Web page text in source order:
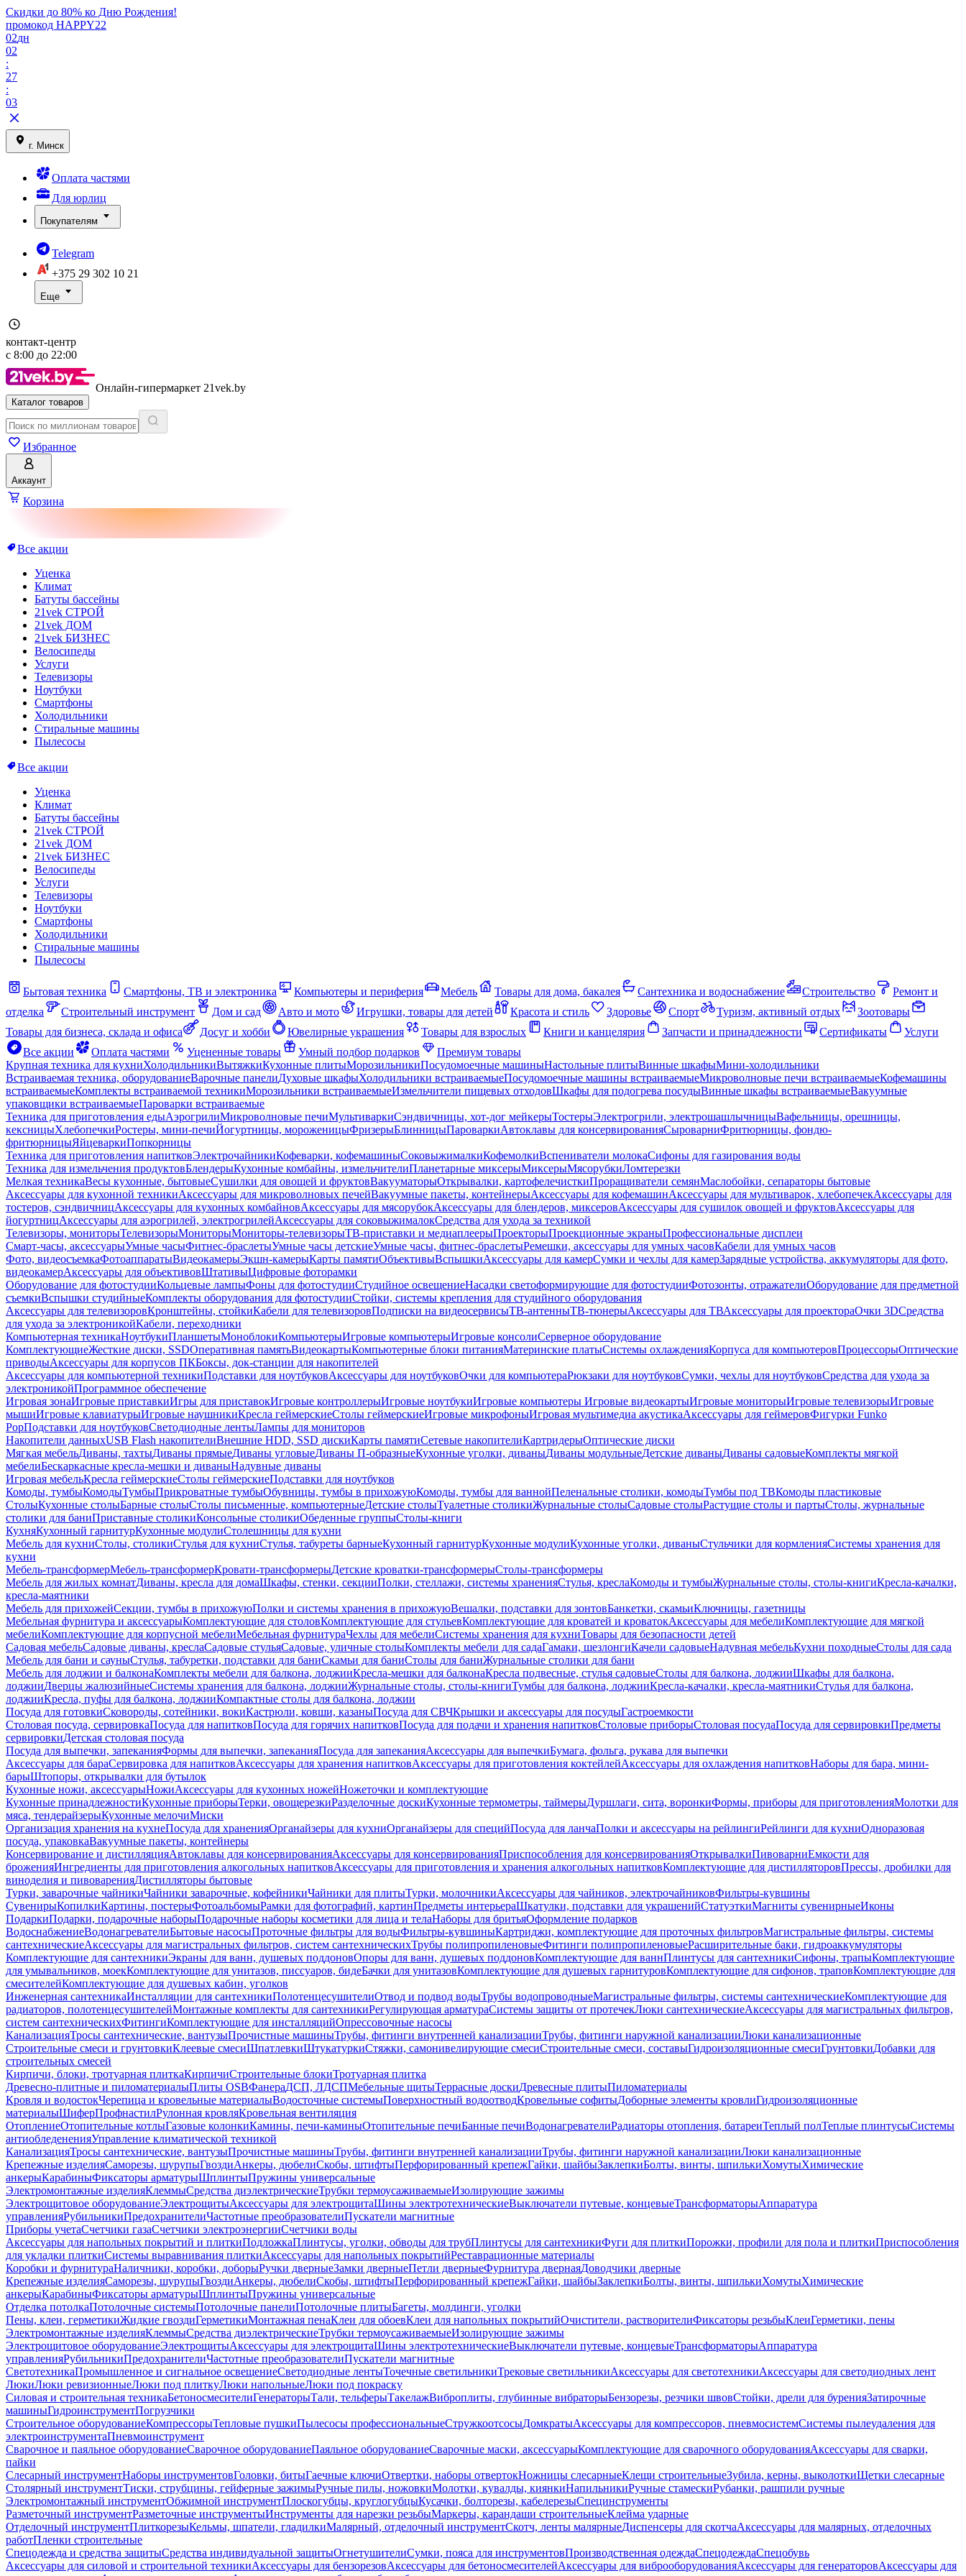
Скидки до 80% ко Дню Рождения!
промокод HAPPY22
02дн
02
:
27
:
03
г. Минск
Оплата частями
Для юрлиц
Покупателям
Telegram
+375 29 302 10 21
Еще
контакт-центр
с 8:00 до 22:00
Онлайн-гипермаркет 21vek.by
Каталог товаров
Избранное
Аккаунт
Корзина
Все акции
Уценка
Климат
Батуты бассейны
21vek СТРОЙ
21vek ДОМ
21vek БИЗНЕС
Велосипеды
Услуги
Телевизоры
Ноутбуки
Смартфоны
Холодильники
Стиральные машины
Пылесосы
Все акции
Уценка
Климат
Батуты бассейны
21vek СТРОЙ
21vek ДОМ
21vek БИЗНЕС
Велосипеды
Услуги
Телевизоры
Ноутбуки
Смартфоны
Холодильники
Стиральные машины
Пылесосы
Бытовая техника Смартфоны, ТВ и электроника Компьютеры и периферия Мебель Товары для дома, бакалея Сантехника и водоснабжение Строительство
Ремонт и
отделка
Строительный инструмент Дом и сад Авто и мото Игрушки, товары для детей Красота и стиль Здоровье Спорт Туризм, активный отдых
Зоотовары
Товары для бизнеса, склада и офиса
Досуг и хобби Ювелирные украшения Товары для взрослых Книги и канцелярия Запчасти и принадлежности Сертификаты
Услуги
Все акции
Оплата частями Уцененные товары Умный подбор подарков
Премиум товары
Крупная техника для кухниХолодильникиВытяжкиКухонные плитыМорозильникиПосудомоечные машиныНастольные плитыВинные шкафыМини-холодильники
Встраиваемая техника, оборудованиеВарочные панелиДуховые шкафыХолодильники встраиваемыеПосудомоечные машины встраиваемыеМикроволновые печи встраиваемыеКофемашины
встраиваемыеКомплекты встраиваемой техникиМорозильники встраиваемыеИзмельчители пищевых отходовШкафы для подогрева посудыВинные шкафы встраиваемыеВакуумные
упаковщики встраиваемыеПароварки встраиваемые
Техника для приготовления едыАэрогрилиМикроволновые печиМультиваркиСэндвичницы, хот-дог мейкерыТостерыЭлектрогрили, электрошашлычницыВафельницы, орешницы,
кексницыХлебопечкиРостеры, мини-печиЙогуртницы, мороженицыФризерыБлинницыПароваркиАвтоклавы для консервированияСыроварниФритюрницы, фондю-
фритюрницыЯйцеваркиПопкорницы
Техника для приготовления напитковЭлектрочайникиКофеварки, кофемашиныСоковыжималкиКофемолкиВспениватели молокаСифоны для газирования воды
Техника для измельчения продуктовБлендерыКухонные комбайны, измельчителиПланетарные миксерыМиксерыМясорубкиЛомтерезки
Мелкая техникаВесы кухонные, бытовыеСушилки для овощей и фруктовВакууматорыОткрывалки, картофелечисткиПроращиватели семянМаслобойки, сепараторы бытовые
Аксессуары для кухонной техникиАксессуары для микроволновых печейВакуумные пакеты, контейнерыАксессуары для кофемашинАксессуары для мультиварок, хлебопечекАксессуары для
тостеров, сэндвичницАксессуары для кухонных комбайновАксессуары для мясорубокАксессуары для блендеров, миксеровАксессуары для сушилок овощей и фруктовАксессуары для
йогуртницАксессуары для аэрогрилей, электрогрилейАксессуары для соковыжималокСредства для ухода за техникой
Телевизоры, мониторыТелевизорыМониторыМониторы-телевизорыТВ-приставки и медиаплеерыПроекторыПроекционные экраныПрофессиональные дисплеи
Смарт-часы, аксессуарыУмные часыФитнес-браслетыУмные часы детскиеУмные часы, фитнес-браслетыРемешки, аксессуары для умных часовКабели для умных часов
Фото, видеосъемкаФотоаппаратыВидеокамерыЭкшн-камерыКарты памятиОбъективыВспышкиАксессуары для камерСумки и чехлы для камерЗарядные устройства, аккумуляторы для фото,
видеокамерАксессуары для объективовШтативыЦифровые фоторамки
Оборудование для фотостудииКольцевые лампыФоны для фотостудииСтудийное освещениеНасадки светоформирующие для фотостудииФотозонты, отражателиОборудование для предметной
съемкиВспышки студийныеКомплекты оборудования для фотостудииСтойки, системы крепления для студийного оборудования
Аксессуары для телевизоровКронштейны, стойкиКабели для телевизоровПодписки на видеосервисыТВ-антенныТВ-тюнерыАксессуары для ТВАксессуары для проектораОчки 3DСредства
для ухода за электроникойКабели, переходники
Компьютерная техникаНоутбукиПланшетыМоноблокиКомпьютерыИгровые компьютерыИгровые консолиСерверное оборудование
КомплектующиеЖесткие диски, SSDОперативная памятьВидеокартыКомпьютерные блоки питанияМатеринские платыСистемы охлажденияКорпуса для компьютеровПроцессорыОптические
приводыАксессуары для корпусов ПКБоксы, док-станции для накопителей
Аксессуары для компьютерной техникиПодставки для ноутбуковАксессуары для ноутбуковОчки для компьютераРюкзаки для ноутбуковСумки, чехлы для ноутбуковСредства для ухода за
электроникойПрограммное обеспечение
Игровая зонаИгровые приставкиИгры для приставокИгровые контроллерыИгровые ноутбукиИгровые компьютеры Игровые видеокартыИгровые мониторыИгровые телевизорыИгровые
мышиИгровые клавиатурыИгровые наушникиКресла геймерскиеСтолы геймерскиеИгровые микрофоныИгровая мультимедиа акустикаАксессуары для геймеровФигурки Funko
PopПодставки для ноутбуковСветодиодные лентыЛампы для мониторов
Накопители данныхUSB Flash накопителиВнешние HDD, SSD дискиКарты памятиСетевые накопителиКартридерыОптические диски
Мягкая мебельДиваны, тахтыДиваны прямыеДиваны угловыеДиваны П-образныеКухонные уголки, диваныДиваны модульныеДетские диваныДиваны садовыеКомплекты мягкой
мебелиБескаркасные кресла-мешки и диваныНадувные диваны
Игровая мебельКресла геймерскиеСтолы геймерскиеПодставки для ноутбуков
Комоды, тумбыКомодыТумбыПрикроватные тумбыОбувницы, тумбы в прихожуюКомоды, тумбы для ваннойПеленальные столики, комодыТумбы под ТВКомоды пластиковые
СтолыКухонные столыБарные столыСтолы письменные, компьютерныеДетские столыТуалетные столикиЖурнальные столыСадовые столыРастущие столы и партыСтолы, журнальные
столики для баниПриставные столикиКонсольные столикиОбеденные группыСтолы-книги
КухняКухонный гарнитурКухонные модулиСтолешницы для кухни
Мебель для кухниСтолы, столикиСтулья для кухниСтулья, табуреты барныеКухонный гарнитурКухонные модулиКухонные уголки, диваныСтульчики для кормленияСистемы хранения для
кухни
Мебель-трансформерМебель-трансформерКровати-трансформерыДетские кроватки-трансформерыСтолы-трансформеры
Мебель для жилых комнатДиваны, кресла для домаШкафы, стенки, секцииПолки, стеллажи, системы храненияСтулья, креслаКомоды и тумбыЖурнальные столы, столы-книгиКресла-качалки,
кресла-маятники
Мебель для прихожейСекции, тумбы в прихожуюПолки и системы хранения в прихожуюВешалки, подставки для зонтовБанкетки, скамьиКлючницы, газетницы
Мебельная фурнитура и аксессуарыКомплектующие для столовКомплектующие для стульевКомплектующие для кроватей и кроватокАксессуары для мебелиКомплектующие для мягкой
мебелиКомплектующие для корпусной мебелиМебельная фурнитураЧехлы для мебелиСистемы хранения для кухниТовары для безопасности детей
Садовая мебельСадовые диваны, креслаСадовые стульяСадовые, уличные столыКомплекты мебели для садаГамаки, шезлонгиКачели садовыеНадувная мебельКухни походныеСтолы для сада
Мебель для бани и сауныСтулья, табуретки, подставки для баниСкамьи для баниСтолы для баниЖурнальные столики для бани
Мебель для лоджии и балконаКомплекты мебели для балкона, лоджииКресла-мешки для балконаКресла подвесные, стулья садовыеСтолы для балкона, лоджииШкафы для балкона,
лоджииДверцы жалюзийныеСистемы хранения для балкона, лоджииЖурнальные столы, столы-книгиТумбы для балкона, лоджииКресла-качалки, кресла-маятникиСтулья для балкона,
лоджииКресла, пуфы для балкона, лоджииКомпактные столы для балкона, лоджии
Посуда для готовкиСковороды, сотейники, вокиКастрюли, ковши, казаныПосуда для СВЧКрышки и аксессуары для посудыГастроемкости
Столовая посуда, сервировкаПосуда для напитковПосуда для горячих напитковПосуда для подачи и хранения напитковСтоловые приборыСтоловая посудаПосуда для сервировкиПредметы
сервировкиДетская столовая посуда
Посуда для выпечки, запеканияФормы для выпечки, запеканияПосуда для запеканияАксессуары для выпечкиБумага, фольга, рукава для выпечки
Аксессуары для бараСервировка для напитковАксессуары для хранения напитковАксессуары для приготовления коктейлейАксессуары для охлаждения напитковНаборы для бара, мини-
барыШтопоры, открывалки для бутылок
Кухонные ножи, аксессуарыНожиАксессуары для кухонных ножейНожеточки и комплектующие
Кухонные принадлежностиКухонные приборыТерки, овощерезкиРазделочные доскиКухонные термометры, таймерыДуршлаги, сита, воронкиФормы, приборы для приготовленияМолотки для
мяса, тендерайзерыКухонные мелочиМиски
Организация хранения на кухнеПосуда для храненияОрганайзеры для кухниОрганайзеры для специйПосуда для ланчаПолки и аксессуары на рейлингиРейлинги для кухниОдноразовая
посуда, упаковкаВакуумные пакеты, контейнеры
Консервирование и дистилляцияАвтоклавы для консервированияАксессуары для консервированияПриспособления для консервированияОткрывалкиПивоварниЕмкости для
броженияИнгредиенты для приготовления алкогольных напитковАксессуары для приготовления и хранения алкогольных напитковКомплектующие для дистилляторовПрессы, дробилки для
виноделия и пивоваренияДистилляторы бытовые
Турки, заварочные чайникиЧайники заварочные, кофейникиЧайники для плитыТурки, молочникиАксессуары для чайников, электрочайниковФильтры-кувшины
СувенирыКопилкиКартины, постерыФотоальбомыРамки для фотографий, картинПредметы интерьераШкатулки, подставки для украшенийСтатуэткиМагниты сувенирныеИконы
ПодаркиПодарки, подарочные наборыПодарочные наборы косметики для лица и телаНаборы для бритьяОформление подарков
ВодоснабжениеВодонагревателиБытовые насосыПроточные фильтры для водыФильтры-кувшиныКартриджи, комплектующие для проточных фильтровМагистральные фильтры, системы
сантехническиеАксессуары для магистральных фильтров, систем сантехническихТрубы полипропиленовыеФитинги полипропиленовыеРасширительные баки, гидроаккумуляторы
Комплектующие для сантехникиЭкраны для ванн, душевых поддоновОпоры для ванн, душевых поддоновКомплектующие для ваннПлинтусы для сантехникиСифоны, трапыКомплектующие
для умывальников, моекКомплектующие для унитазов, писсуаров, бидеБачки для унитазовКомплектующие для душевых гарнитуровКомплектующие для сифонов, траповКомплектующие для
смесителейКомплектующие для душевых кабин, уголков
Инженерная сантехникаИнсталляции для сантехникиПолотенцесушителиОтвод и подвод водыТрубы водопроводныеМагистральные фильтры, системы сантехническиеКомплектующие для
радиаторов, полотенцесушителейМонтажные комплекты для сантехникиРегулирующая арматураСистемы защиты от протечекЛюки сантехническиеАксессуары для магистральных фильтров,
систем сантехническихФитингиКомплектующие для инсталляцийОпрессовочные насосы
КанализацияТросы сантехнические, вантузыПрочистные машиныТрубы, фитинги внутренней канализацииТрубы, фитинги наружной канализацииЛюки канализационные
Строительные смеси и грунтовкиКлеевые смесиШпатлевкиШтукатуркиСтяжки, самонивелирующие смесиСтроительные смеси, составыГидроизоляционные смесиГрунтовкиДобавки для
строительных смесей
Кирпичи, блоки, тротуарная плиткаКирпичиСтроительные блокиТротуарная плитка
Древесно-плитные и пиломатериалыПлиты OSBФанераДСП, ЛДСПМебельные щитыТеррасные доскиДревесные плитыПиломатериалы
Кровля и водостокЧерепица и кровельные материалыВодосточные системыПоверхностный водоотводКровельные софитыДоборные элементы кровлиГидроизоляционные
материалыШиферПрофнастилРулонная кровляКровельная вентиляция
ОтоплениеОтопительные котлыГазовые колонкиКамины, печи-каминыОтопительные печиБанные печиВодонагревателиРадиаторы отопления, батареиТеплый полТеплые плинтусыСистемы
антиобледененияУправление климатической техникой
КанализацияТросы сантехнические, вантузыПрочистные машиныТрубы, фитинги внутренней канализацииТрубы, фитинги наружной канализацииЛюки канализационные
Крепежные изделияСаморезы, шурупыГвоздиАнкеры, дюбелиСкобы, штифтыПерфорированный крепежГайки, шайбыЗаклепкиБолты, винты, шпилькиХомутыХимические
анкерыКарабиныФиксаторы арматурыШплинтыПружины универсальные
Электромонтажные изделияКлеммыСредства диэлектрическиеТрубки термоусаживаемыеИзолирующие зажимы
Электрощитовое оборудованиеЭлектрощитыАксессуары для электрощитаШины электротехническиеВыключатели путевые, концевыеТрансформаторыАппаратура
управленияРубильникиПредохранителиЧастотные преобразователиПускатели магнитные
Приборы учетаСчетчики газаСчетчики электроэнергииСчетчики воды
Аксессуары для напольных покрытий и плиткиПодложкаПлинтусы, уголки, обводы для трубПлинтусы для сантехникиФуги для плиткиПорожки, профили для пола и плиткиПриспособления
для укладки плиткиСистемы выравнивания плиткиАксессуары для напольных покрытийРеставрационные материалы
Коробки и фурнитураНаличники, коробки, доборыРучки дверныеЗамки дверныеПетли дверныеФурнитура двернаяДоводчики дверные
Крепежные изделияСаморезы, шурупыГвоздиАнкеры, дюбелиСкобы, штифтыПерфорированный крепежГайки, шайбыЗаклепкиБолты, винты, шпилькиХомутыХимические
анкерыКарабиныФиксаторы арматурыШплинтыПружины универсальные
Отделка потолкаПотолочные системыПотолочные панелиПотолочные плитыБагеты, молдинги, уголки
Пены, клеи, герметикиЖидкие гвоздиГерметикиМонтажная пенаКлеи для обоевКлеи для напольных покрытийОчистители, растворителиФиксаторы резьбыКлеиГерметики, пены
Электромонтажные изделияКлеммыСредства диэлектрическиеТрубки термоусаживаемыеИзолирующие зажимы
Электрощитовое оборудованиеЭлектрощитыАксессуары для электрощитаШины электротехническиеВыключатели путевые, концевыеТрансформаторыАппаратура
управленияРубильникиПредохранителиЧастотные преобразователиПускатели магнитные
СветотехникаПромышленное и сигнальное освещениеСветодиодные лентыТочечные светильникиТрековые светильникиАксессуары для светотехникиАксессуары для светодиодных лент
ЛюкиЛюки ревизионныеЛюки под плиткуЛюки напольныеЛюки под покраску
Силовая и строительная техникаБетоносмесителиГенераторыТали, тельферыТакелажВиброплиты, глубинные вибраторыБензорезы, резчики швовСтойки, дрели для буренияЗатирочные
машиныГидроинструментПогрузчики
Строительное оборудованиеКомпрессорыТепловые пушкиПылесосы профессиональныеСтружкоотсосыДомкратыАксессуары для компрессоров, пневмосистемСистемы пылеудаления для
электроинструментаПневмоинструмент
Сварочное и паяльное оборудованиеСварочное оборудованиеПаяльное оборудованиеСварочные маски, аксессуарыКомплектующие для сварочного оборудованияАксессуары для сварки,
пайки
Слесарный инструментНаборы инструментовГоловки, битыГаечные ключиОтвертки, наборы отвертокНожницы слесарныеКлещи строительныеЗубила, керны, выколоткиЩетки слесарные
Столярный инструментТиски, струбцины, гейферные зажимыРучные пилы, ножовкиМолотки, кувалды, киянкиНапильникиРучные стамескиРубанки, рашпили ручные
Электромонтажный инструментОбжимной инструментПлоскогубцы, круглогубцыКусачки, болторезы, кабелерезыСпецинструменты
Разметочный инструментРазметочные инструментыИнструменты для нарезки резьбыМаркеры, карандаши строительныеКлейма ударные
Отделочный инструментПлиткорезыКельмы, шпатели, гладилкиМалярный, отделочный инструментСкотч, ленты малярныеДиспенсеры для скотчаАксессуары для малярных, отделочных
работПленки строительные
Спецодежда и средства защитыСредства индивидуальной защитыОгнетушителиСумки, пояса для инструментовПроизводственная одеждаСпецодеждаСпецобувь
Аксессуары для силовой и строительной техникиАксессуары для бензорезовАксессуары для бетоносмесителейАксессуары для виброоборудованияАксессуары для генераторовАксессуары для